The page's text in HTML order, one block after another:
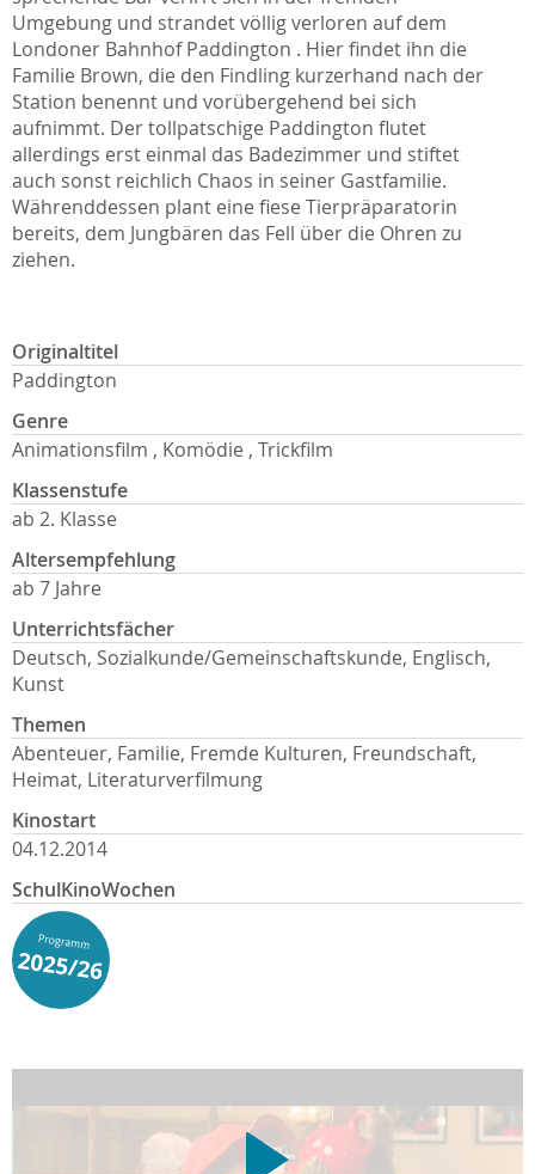
Umgebung und strandet völlig verloren auf dem
Londoner Bahnhof Paddington . Hier findet ihn die
Familie Brown, die den Findling kurzerhand nach der
Station benennt und vorübergehend bei sich
aufnimmt. Der tollpatschige Paddington flutet
allerdings erst einmal das Badezimmer und stiftet
auch sonst reichlich Chaos in seiner Gastfamilie.
Währenddessen plant eine fiese Tierpräparatorin
bereits, dem Jungbären das Fell über die Ohren zu
ziehen.
Originaltitel
Paddington
Genre
Animationsfilm , Komödie , Trickfilm
Klassenstufe
ab 2. Klasse
Altersempfehlung
ab 7 Jahre
Unterrichtsfächer
Deutsch, Sozialkunde/Gemeinschaftskunde, Englisch,
Kunst
Themen
Abenteuer, Familie, Fremde Kulturen, Freundschaft,
Heimat, Literaturverfilmung
Kinostart
04.12.2014
SchulKinoWochen